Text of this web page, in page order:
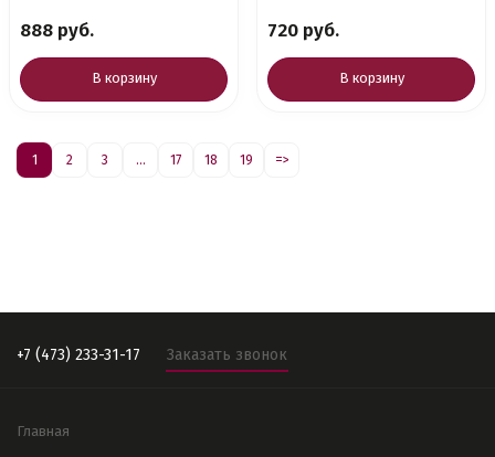
888 руб.
В корзину
720 руб.
В корзину
1 2 3 ... 17 18 19 =>
+7 (473) 233-31-17 Заказать звонок
Главная